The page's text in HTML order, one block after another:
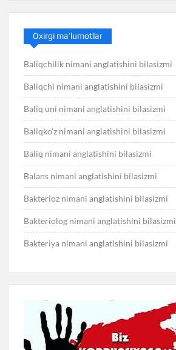
Oxirgi ma’lumotlar
Baliqchilik nimani anglatishini bilasizmi
Baliqchi nimani anglatishini bilasizmi
Baliq uni nimani anglatishini bilasizmi
Baliqko’z nimani anglatishini bilasizmi
Baliq nimani anglatishini bilasizmi
Balans nimani anglatishini bilasizmi
Bakterioz nimani anglatishini bilasizmi
Bakteriolog nimani anglatishini bilasizmi
Bakteriya nimani anglatishini bilasizmi